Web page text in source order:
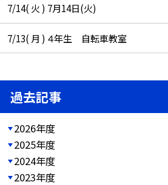
7/14( 火 ) 7月14日(火)
7/13( 月 ) ４年生 自転車教室
過去記事
2026年度
2025年度
2024年度
2023年度